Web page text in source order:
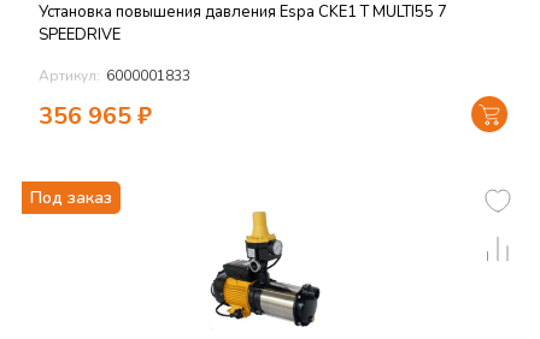
Установка повышения давления Espa CKE1 T MULTI55 7
SPEEDRIVE
Артикул: 6000001833
356 965₽
Под заказ